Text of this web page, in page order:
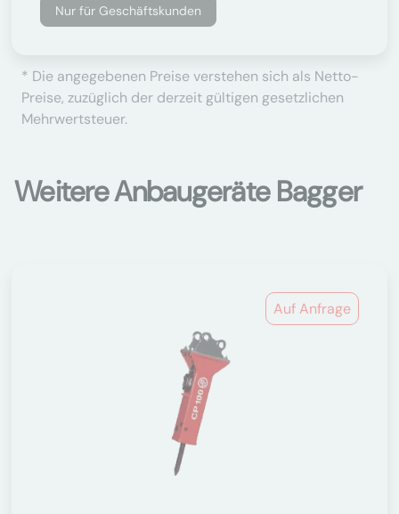
Nur für Geschäftskunden
* Die angegebenen Preise verstehen sich als Netto-
Preise, zuzüglich der derzeit gültigen gesetzlichen
Mehrwertsteuer.
Weitere Anbaugeräte Bagger
Auf Anfrage